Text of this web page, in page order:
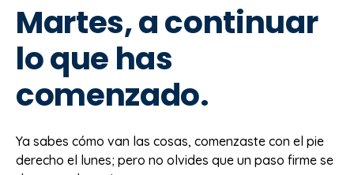
Martes, a continuar
lo que has
comenzado.
Ya sabes cómo van las cosas, comenzaste con el pie
derecho el lunes; pero no olvides que un paso firme se